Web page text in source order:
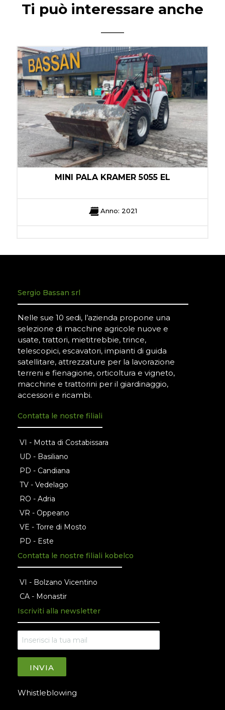
Ti può interessare anche
MINI PALA KRAMER 5055 EL
Anno: 2021
Sergio Bassan srl
Nelle sue 10 sedi, l’azienda propone una
selezione di macchine agricole nuove e
usate, trattori, mietitrebbie, trince,
telescopici, escavatori, impianti di guida
satellitare, attrezzature per la lavorazione
terreni e fienagione, orticoltura e vigneto,
macchine e trattorini per il giardinaggio,
accessori e ricambi.
Contatta le nostre filiali
VI - Motta di Costabissara
UD - Basiliano
PD - Candiana
TV - Vedelago
RO - Adria
VR - Oppeano
VE - Torre di Mosto
PD - Este
Contatta le nostre filiali kobelco
VI - Bolzano Vicentino
CA - Monastir
Iscriviti alla newsletter
INVIA
Whistleblowing